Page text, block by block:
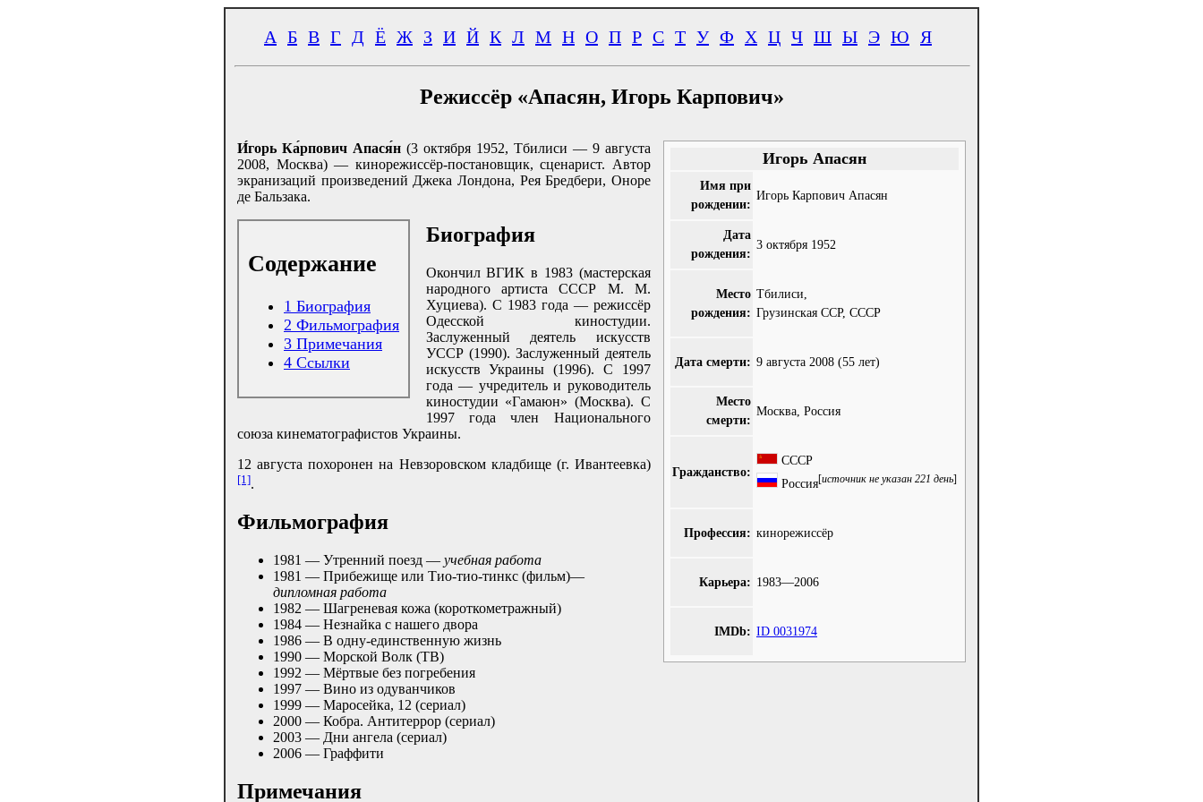
А Б В Г Д Ё Ж З И Й К Л М Н О П Р С Т У Ф Х Ц Ч Ш Ы Э Ю Я
Режиссёр «Апасян, Игорь Карпович»
Игорь Апасян
Имя при
рождении:
Игорь Карпович Апасян
Дата
рождения:
3 октября 1952
Место
рождения:
Тбилиси,
Грузинская ССР, СССР
Дата смерти: 9 августа 2008 (55 лет)
Место
смерти:
Москва, Россия
Гражданство:
СССР
Россия источник не указан 221 день
Профессия: кинорежиссёр
Карьера: 1983—2006
IMDb: ID 0031974
И́горь Ка́рпович Апася́н(3 октября 1952, Тбилиси — 9 августа
2008, Москва) — кинорежиссёр-постановщик, сценарист. Автор
экранизаций произведений Джека Лондона, Рея Бредбери, Оноре
де Бальзака.
Содержание
1 Биография
2 Фильмография
3 Примечания
4 Ссылки
Биография
Окончил ВГИК в 1983 (мастерская
народного артиста СССР М. М.
Хуциева). С 1983 года — режиссёр
Одесской киностудии.
Заслуженный деятель искусств
УССР (1990). Заслуженный деятель
искусств Украины (1996). С 1997
года — учредитель и руководитель
киностудии «Гамаюн» (Москва). С
1997 года член Национального
союза кинематографистов Украины.
12 августа похоронен на Невзоровском кладбище (г. Ивантеевка)
[1].
Фильмография
1981 — Утренний поезд — учебная работа
1981 — Прибежище или Тио-тио-тинкс (фильм)—
дипломная работа
1982 — Шагреневая кожа (короткометражный)
1984 — Незнайка с нашего двора
1986 — В одну-единственную жизнь
1990 — Морской Волк (ТВ)
1992 — Мёртвые без погребения
1997 — Вино из одуванчиков
1999 — Маросейка, 12 (сериал)
2000 — Кобра. Антитеррор (сериал)
2003 — Дни ангела (сериал)
2006 — Граффити
Примечания